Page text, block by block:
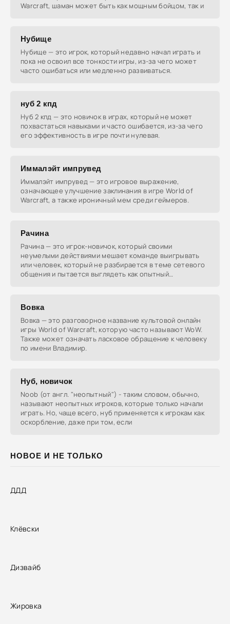
НОВОЕ И НЕ ТОЛЬКО
ДДД
Клёвски
Дизвайб
Жировка
Warcraft, шаман может быть как мощным бойцом, так и
Нубище
Нубище — это игрок, который недавно начал играть и
пока не освоил все тонкости игры, из-за чего может
часто ошибаться или медленно развиваться.
нуб 2 кпд
Нуб 2 кпд — это новичок в играх, который не может
похвастаться навыками и часто ошибается, из-за чего
его эффективность в игре почти нулевая.
Иммалэйт импрувед
Иммалэйт импрувед — это игровое выражение,
означающее улучшение заклинания в игре World of
Warcraft, а также ироничный мем среди геймеров.
Рачина
Рачина — это игрок-новичок, который своими
неумелыми действиями мешает команде выигрывать
или человек, который не разбирается в теме сетевого
общения и пытается выглядеть как опытный
Вовка
Вовка — это разговорное название культовой онлайн
игры World of Warcraft, которую часто называют WoW.
Также может означать ласковое обращение к человеку
по имени Владимир.
Нуб, новичок
Noob (от англ. "неопытный") - таким словом, обычно,
называют неопытных игроков, которые только начали
играть. Но, чаще всего, нуб применяется к игрокам как
оскорбление, даже при том, если